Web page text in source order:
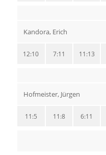
Kandora, Erich
11:13
7:11
12:10
Hofmeister, Jürgen
6:11
11:8
11:5